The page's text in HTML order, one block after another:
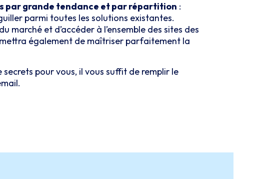
par grande tendance et par répartition :
parmi toutes les solutions existantes.
et d’accéder à l’ensemble des sites des
également de maîtriser parfaitement la
secrets pour vous, il vous suffit de remplir le